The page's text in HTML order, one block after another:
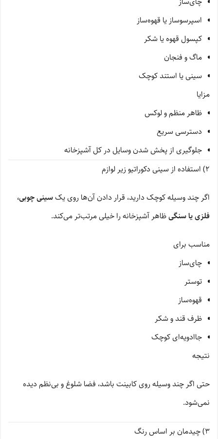
اسپرسوساز یا قهوه‌ساز
کپسول قهوه یا شکر
ماگ و فنجان
سینی یا استند کوچک
مزایا
ظاهر منظم و لوکس
دسترسی سریع
جلوگیری از پخش شدن وسایل در کل آشپزخانه
2) استفاده از سینی دکوراتیو زیر لوازم
اگر چند وسیله کوچک دارید، قرار دادن آن‌ها روی یکسینی چوبی،
فلزی یا سنگیظاهر آشپزخانه را خیلی مرتب‌تر می‌کند.
مناسب برای
چای‌ساز
توستر
قهوه‌ساز
ظرف قند و شکر
جاادویه‌ای کوچک
نتیجه
حتی اگر چند وسیله روی کابینت باشد، فضا شلوغ و بی‌نظم دیده
نمی‌شود.
3) چیدمان بر اساس رنگ